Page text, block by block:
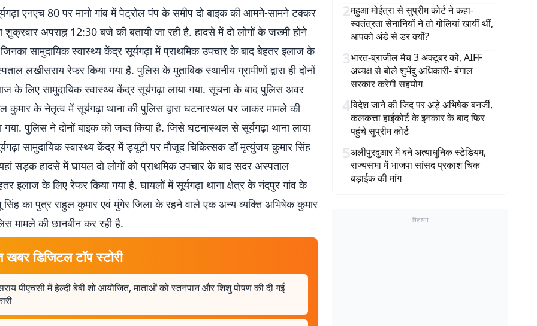
एनएच 80 पर मानो गांव में पेट्रोल पंप के समीप दो बाइक की आमने-सामने टक्कर
शुक्रवार अपराह्न 12:30 बजे की बतायी जा रही है. हादसे में दो लोगों के जख्मी होने
सामुदायिक स्वास्थ्य केंद्र सूर्यगढ़ा में प्राथमिक उपचार के बाद बेहतर इलाज के
लखीसराय रेफर किया गया है. पुलिस के मुताबिक स्थानीय ग्रामीणों द्वारा ही दोनों
के लिए सामुदायिक स्वास्थ्य केंद्र सूर्यगढ़ा लाया गया. सूचना के बाद पुलिस अवर
कुमार के नेतृत्व में सूर्यगढ़ा थाना की पुलिस द्वारा घटनास्थल पर जाकर मामले की
गया. पुलिस ने दोनों बाइक को जब्त किया है. जिसे घटनास्थल से सूर्यगढ़ा थाना लाया
सामुदायिक स्वास्थ्य केंद्र में ड्यूटी पर मौजूद चिकित्सक डॉ मृत्युंजय कुमार सिंह
सड़क हादसे में घायल दो लोगों को प्राथमिक उपचार के बाद सदर अस्पताल
इलाज के लिए रेफर किया गया है. घायलों में सूर्यगढ़ा थाना क्षेत्र के नंदपुर गांव के
का पुत्र राहुल कुमार एवं मुंगेर जिला के रहने वाले एक अन्य व्यक्ति अभिषेक कुमार
मामले की छानबीन कर रही है.
खबर डिजिटल टॉप स्टोरी
पीएचसी में हेल्दी बेबी शो आयोजित, माताओं को स्तनपान और शिशु पोषण की दी गई
2महुआ मोईत्रा से सुप्रीम कोर्ट ने कहा-
स्वतंत्रता सेनानियों ने तो गोलियां खायीं थीं,
आपको अंडे से डर क्यों?
3भारत-ब्राजील मैच 3 अक्टूबर को, AIFF
अध्यक्ष से बोले शुभेंदु अधिकारी- बंगाल
सरकार करेगी सहयोग
4विदेश जाने की जिद पर अड़े अभिषेक बनर्जी,
कलकत्ता हाईकोर्ट के इनकार के बाद फिर
पहुंचे सुप्रीम कोर्ट
5अलीपुरदुआर में बने अत्याधुनिक स्टेडियम,
राज्यसभा में भाजपा सांसद प्रकाश चिक
बड़ाईक की मांग
विज्ञापन